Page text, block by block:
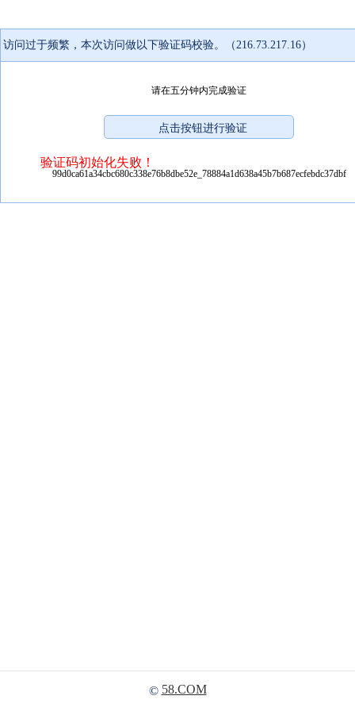
访问过于频繁，本次访问做以下验证码校验。（216.73.217.16）
请在五分钟内完成验证
验证码初始化失败！
99d0ca61a34cbc680c338e76b8dbe52e_78884a1d638a45b7b687ecfebdc37dbf
© 58.COM